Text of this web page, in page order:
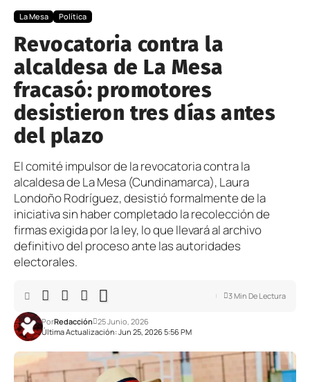
La Mesa Política
Revocatoria contra la
alcaldesa de La Mesa
fracasó: promotores
desistieron tres días antes
del plazo
El comité impulsor de la revocatoria contra la
alcaldesa de La Mesa (Cundinamarca), Laura
Londoño Rodríguez, desistió formalmente de la
iniciativa sin haber completado la recolección de
firmas exigida por la ley, lo que llevará al archivo
definitivo del proceso ante las autoridades
electorales.
Última Actualización: Jun 25, 2026 5:56 PM
PorRedacción 25 Junio, 2026
3 Min De Lectura